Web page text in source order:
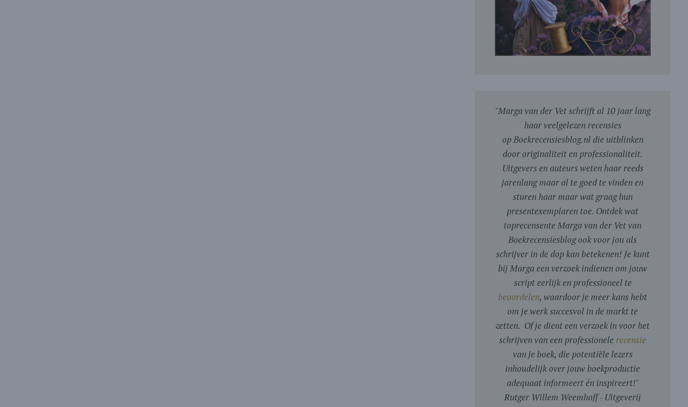
"Marga van der Vet schrijft al 10 jaar lang
haar veelgelezen recensies
op Boekrecensiesblog.nl die uitblinken
door originaliteit en professionaliteit.
Uitgevers en auteurs weten haar reeds
jarenlang maar al te goed te vinden en
sturen haar maar wat graag hun
presentexemplaren toe. Ontdek wat
toprecensente Marga van der Vet van
Boekrecensiesblog ook voor jou als
schrijver in de dop kan betekenen! Je kunt
bij Marga een verzoek indienen om jouw
script eerlijk en professioneel te
beoordelen, waardoor je meer kans hebt
om je werk succesvol in de markt te
zetten. Of je dient een verzoek in voor het
schrijven van een professionele recensie
van je boek, die potentiële lezers
inhoudelijk over jouw boekproductie
adequaat informeert én inspireert!"
Rutger Willem Weemhoff - Uitgeverij